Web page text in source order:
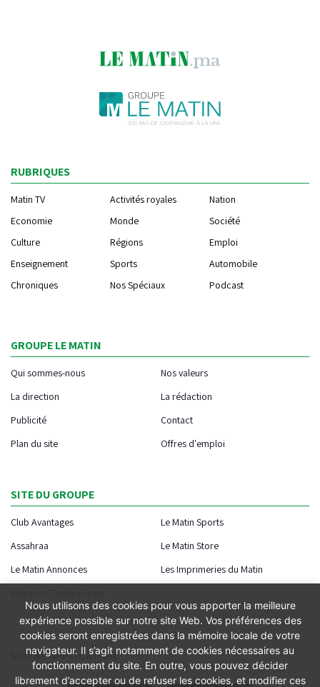
RUBRIQUES
Matin TV Activités royales
Nation
Economie
Monde
Société
Culture
Régions
Emploi
Enseignement
Sports
Automobile
Chroniques
Nos Spéciaux Podcast
GROUPE LE MATIN
Qui sommes-nous
Nos valeurs
La direction
La rédaction
Publicité
Contact
Plan du site
Offres d'emploi
SITE DU GROUPE
Club Avantages
Le Matin Sports
Assahraa
Le Matin Store
Le Matin Annonces
Les Imprimeries du Matin
NOTRE APPLICATION
Nous utilisons des cookies pour vous apporter la meilleure
expérience possible sur notre site Web. Vos préférences des
cookies seront enregistrées dans la mémoire locale de votre
navigateur. Il s’agit notamment de cookies nécessaires au
fonctionnement du site. En outre, vous pouvez décider
librement d’accepter ou de refuser les cookies, et modifier ces